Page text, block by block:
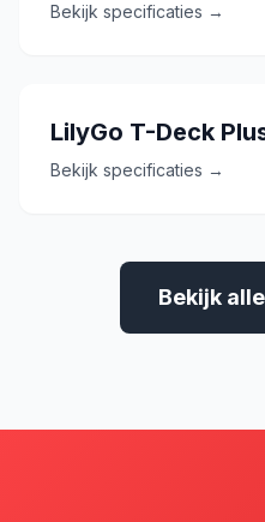
Bekijk specificaties →
LilyGo T-Deck
Bekijk specificaties →
Bekijk